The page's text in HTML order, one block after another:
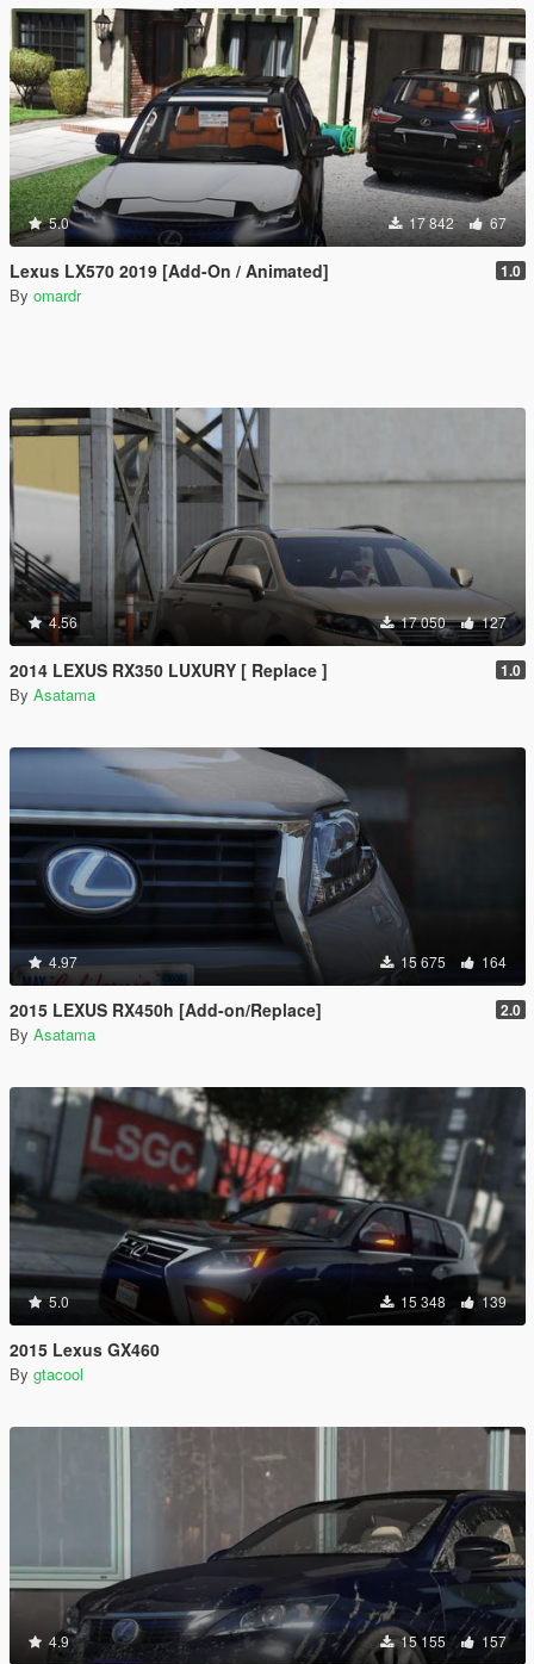
5.0 17 842 67
Lexus LX570 2019 [Add-On / Animated] 1.0
By omardr
4.56 17 050 127
2014 LEXUS RX350 LUXURY [ Replace ] 1.0
By Asatama
4.97 15 675 164
2015 LEXUS RX450h [Add-on/Replace] 2.0
By Asatama
5.0 15 348 139
2015 Lexus GX460
By gtacool
4.9 15 155 157